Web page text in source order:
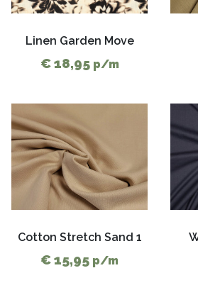
Linen Garden Move
€ 18,95 p/m
Cotton Stretch Sand 1
€ 15,95 p/m